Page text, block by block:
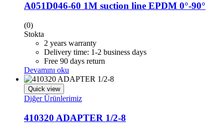
A051D046-60 1M suction line EPDM 0°-90°
(0)
Stokta
2 years warranty
Delivery time: 1-2 business days
Free 90 days return
Devamını oku
Quick view
Diğer Ürünlerimiz
410320 ADAPTER 1/2-8